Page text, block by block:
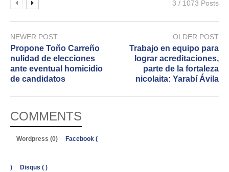
3 / 1073 Posts
NEWER POST
Propone Toño Carreño
nulidad de elecciones
ante eventual homicidio
de candidatos
OLDER POST
Trabajo en equipo para
lograr acreditaciones,
parte de la fortaleza
nicolaita: Yarabí Ávila
COMMENTS
Wordpress (0) Facebook (
) Disqus ( )